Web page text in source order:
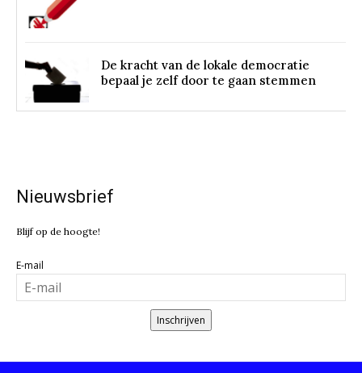
De kracht van de lokale democratie
bepaal je zelf door te gaan stemmen
Nieuwsbrief
Blijf op de hoogte!
E-mail
Inschrijven